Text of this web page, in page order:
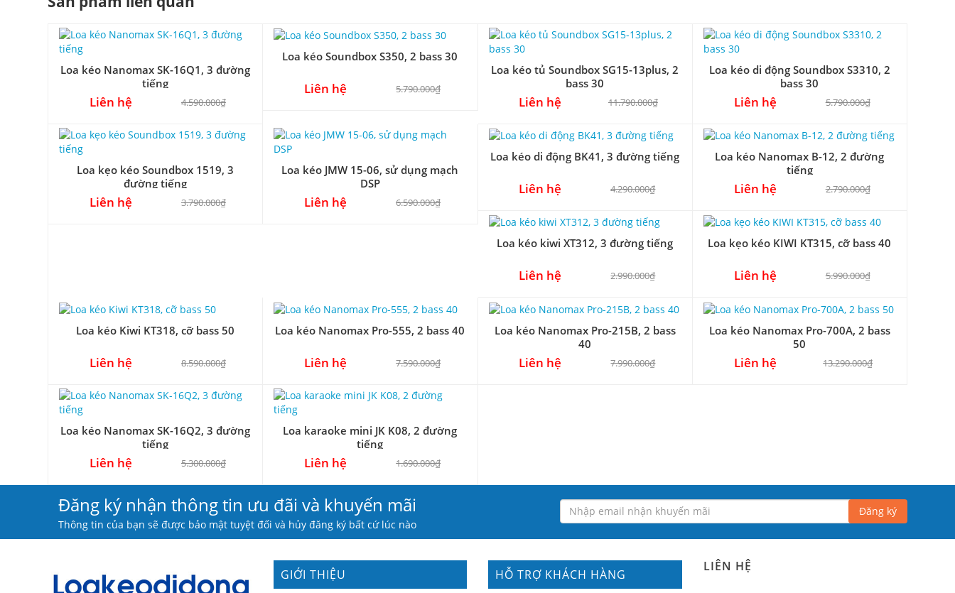
Loa kéo Nanomax SK-16Q1, 3 đường
tiếng
Liên hệ 4.590.000₫
Loa kéo Soundbox S350, 2 bass 30
Liên hệ 5.790.000₫
Loa kéo tủ Soundbox SG15-13plus, 2
bass 30
Liên hệ 11.790.000₫
Loa kéo di động Soundbox S3310, 2
bass 30
Liên hệ 5.790.000₫
Loa kẹo kéo Soundbox 1519, 3
đường tiếng
Liên hệ 3.790.000₫
Loa kéo JMW 15-06, sử dụng mạch
DSP
Liên hệ 6.590.000₫
Loa kéo di động BK41, 3 đường tiếng
Liên hệ 4.290.000₫
Loa kéo Nanomax B-12, 2 đường
tiếng
Liên hệ 2.790.000₫
Loa kéo kiwi XT312, 3 đường tiếng
Liên hệ 2.990.000₫
Loa kẹo kéo KIWI KT315, cỡ bass 40
Liên hệ 5.990.000₫
Loa kéo Kiwi KT318, cỡ bass 50
Liên hệ 8.590.000₫
Loa kéo Nanomax Pro-555, 2 bass 40
Liên hệ 7.590.000₫
Loa kéo Nanomax Pro-215B, 2 bass
40
Liên hệ 7.990.000₫
Loa kéo Nanomax Pro-700A, 2 bass
50
Liên hệ 13.290.000₫
Loa kéo Nanomax SK-16Q2, 3 đường
tiếng
Liên hệ 5.300.000₫
Loa karaoke mini JK K08, 2 đường
tiếng
Liên hệ 1.690.000₫
Đăng ký nhận thông tin ưu đãi và khuyến mãi
Thông tin của bạn sẽ được bảo mật tuyệt đối và hủy đăng ký bất cứ lúc nào
Đăng ký
GIỚI THIỆU HỖ TRỢ KHÁCH HÀNG
LIÊN HỆ